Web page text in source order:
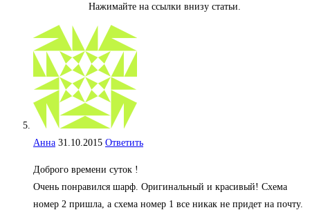
Нажимайте на ссылки внизу статьи.
Анна 31.10.2015 Ответить
Доброго времени суток !
Очень понравился шарф. Оригинальный и красивый! Схема
номер 2 пришла, а схема номер 1 все никак не придет на почту.